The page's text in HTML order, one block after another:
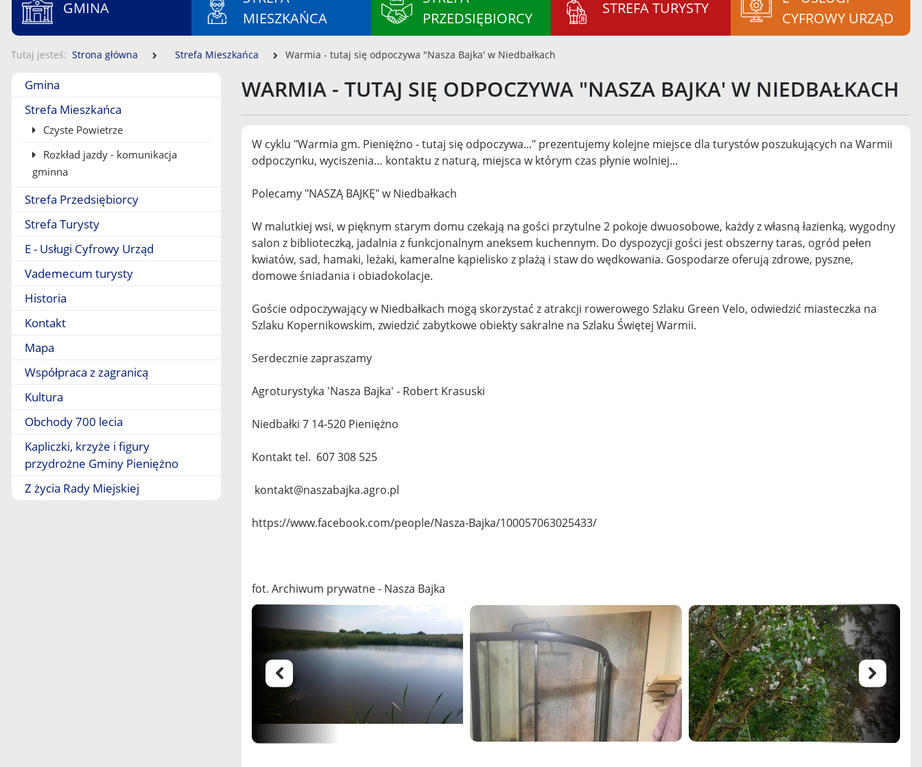
GMINA
MIESZKAŃCA
PRZEDSIĘBIORCY
STREFA TURYSTY
CYFROWY URZĄD
Tutaj jesteś Strona główna Strefa Mieszkańca Warmia - tutaj się odpoczywa "Nasza Bajka' w Niedbałkach
Menu boczne
Gmina
Strefa Mieszkańca
Czyste Powietrze
Rozkład jazdy - komunikacja
gminna
Strefa Przedsiębiorcy
Strefa Turysty
E - Usługi Cyfrowy Urząd
Vademecum turysty
Historia
Kontakt
Mapa
Współpraca z zagranicą
Kultura
Obchody 700 lecia
Kapliczki, krzyże i figury
przydrożne Gminy Pieniężno
Z życia Rady Miejskiej
WARMIA - TUTAJ SIĘ ODPOCZYWA "NASZA BAJKA' W NIEDBAŁKACH
W cyklu "Warmia gm. Pieniężno - tutaj się odpoczywa..." prezentujemy kolejne miejsce dla turystów poszukujących na Warmii
odpoczynku, wyciszenia… kontaktu z naturą, miejsca w którym czas płynie wolniej...
Polecamy "NASZĄ BAJKĘ" w Niedbałkach
W malutkiej wsi, w pięknym starym domu czekają na gości przytulne 2 pokoje dwuosobowe, każdy z własną łazienką, wygodny
salon z biblioteczką, jadalnia z funkcjonalnym aneksem kuchennym. Do dyspozycji gości jest obszerny taras, ogród pełen
kwiatów, sad, hamaki, leżaki, kameralne kąpielisko z plażą i staw do wędkowania. Gospodarze oferują zdrowe, pyszne,
domowe śniadania i obiadokolacje.
Goście odpoczywający w Niedbałkach mogą skorzystać z atrakcji rowerowego Szlaku Green Velo, odwiedzić miasteczka na
Szlaku Kopernikowskim, zwiedzić zabytkowe obiekty sakralne na Szlaku Świętej Warmii.
Serdecznie zapraszamy
Agroturystyka 'Nasza Bajka' - Robert Krasuski
Niedbałki 7 14-520 Pieniężno
Kontakt tel. 607 308 525
kontakt@naszabajka.agro.pl
https://www.facebook.com/people/Nasza-Bajka/100057063025433/
fot. Archiwum prywatne - Nasza Bajka